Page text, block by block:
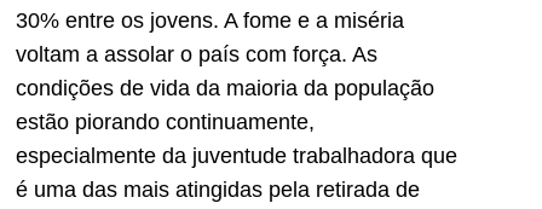
30% entre os jovens. A fome e a miséria
voltam a assolar o país com força. As
condições de vida da maioria da população
estão piorando continuamente,
especialmente da juventude trabalhadora que
é uma das mais atingidas pela retirada de